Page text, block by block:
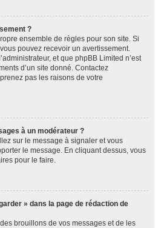
?
ensemble de règles pour son site. Si
pouvez recevoir un avertissement.
et que phpBB Limited n’est
d’un site donné. Contactez
pas les raisons de votre
à un modérateur ?
sur le message à signaler et vous
le message. En cliquant dessus, vous
pour le faire.
» dans la page de rédaction de
brouillons de vos messages et de les